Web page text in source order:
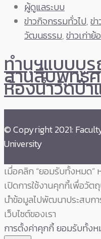
ผู้ดูแลระบบ
ข่าวกิจกรรมทั่วไป,ข่
วัฒนธรรม,ข่าวเก่า
ทำนุฯแบบบู
สานสืบพุทธ
ห้องน้ำวัดป่า
© Copyright 2021:
University
เมื่อคลิก “ยอมรับทั้งหมด”
เปิดการใช้งานคุกกี้เพื่อวัตถุ
นำข้อมูลไปพัฒนาประสบก
เว็บไซต์ของเรา
การตั้งค่าคุกกี้ยอมรับทั้ง